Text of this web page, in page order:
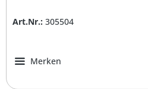
Art.Nr.: 305504
Merken